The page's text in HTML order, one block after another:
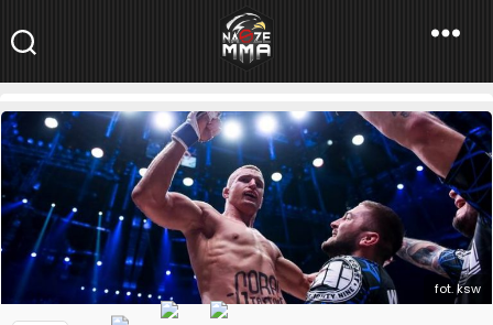
NaszeMMA
NaszeMMA.pl»Aktualności»Polskie MMA»KSW»Marcin Wrzosek:
Najwidoczniej u Borysa doszło do jakichś uszkodzeń w mózgu
fot. ksw